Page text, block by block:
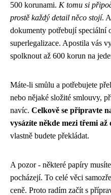
500 korunami. K tomu si
prostě každý detail něco stojí.
dokumenty potřebují speciální
superlegalizace. Apostila vás
spolknout až 600 korun na
Máte-li smůlu a potřebujete
nebo nějaké složité smlouvy,
navíc. Celkově se připravte
vysázíte někde mezi třemi až
vlastně budete překládat.
A pozor - některé papíry
pocházejí. To celé věci
ceně. Proto radím začít s